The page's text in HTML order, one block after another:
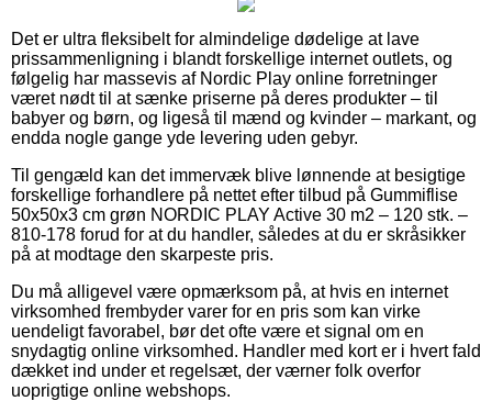
Det er ultra fleksibelt for almindelige dødelige at lave
prissammenligning i blandt forskellige internet outlets, og
følgelig har massevis af Nordic Play online forretninger
været nødt til at sænke priserne på deres produkter – til
babyer og børn, og ligeså til mænd og kvinder – markant, og
endda nogle gange yde levering uden gebyr.
Til gengæld kan det immervæk blive lønnende at besigtige
forskellige forhandlere på nettet efter tilbud på Gummiflise
50x50x3 cm grøn NORDIC PLAY Active 30 m2 – 120 stk. –
810-178 forud for at du handler, således at du er skråsikker
på at modtage den skarpeste pris.
Du må alligevel være opmærksom på, at hvis en internet
virksomhed frembyder varer for en pris som kan virke
uendeligt favorabel, bør det ofte være et signal om en
snydagtig online virksomhed. Handler med kort er i hvert fald
dækket ind under et regelsæt, der værner folk overfor
uoprigtige online webshops.